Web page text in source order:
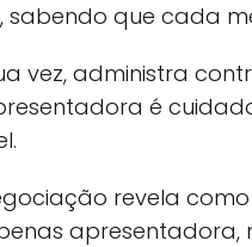
que cada
vez, administra
é
revela
apresentadora,